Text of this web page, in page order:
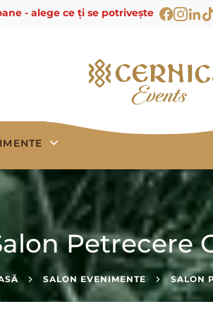
- alege ce ți se potrivește
Petrecere
SALON EVENIMENTE SALON